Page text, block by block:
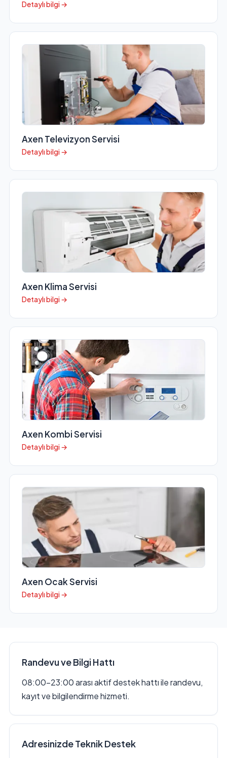
Detaylı bilgi →
Axen Televizyon Servisi
Detaylı bilgi →
Axen Klima Servisi
Detaylı bilgi →
Axen Kombi Servisi
Detaylı bilgi →
Axen Ocak Servisi
Detaylı bilgi →
Randevu ve Bilgi Hattı
08:00–23:00 arası aktif destek hattı ile randevu,
kayıt ve bilgilendirme hizmeti.
Adresinizde Teknik Destek